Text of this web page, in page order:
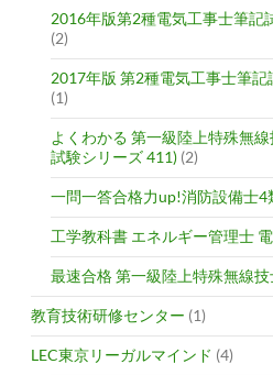
2016年版第2種電気工事士筆記
(2)
2017年版 第2種電気工事士筆
(1)
よくわかる 第一級陸上特殊無
試験シリーズ 411) (2)
一問一答合格力up!消防設備士4
工学教科書 エネルギー管理士
最速合格 第一級陸上特殊無線技
教育技術研修センター (1)
LEC東京リーガルマインド (4)